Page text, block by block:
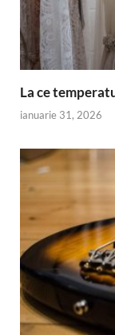
La ce
ianuarie 31, 2026